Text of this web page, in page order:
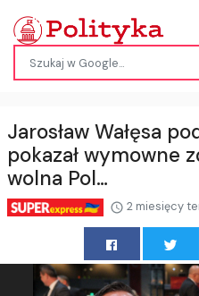
Jarosław Wałęsa
pokazał wymowne
wolna Pol…
2 miesięcy